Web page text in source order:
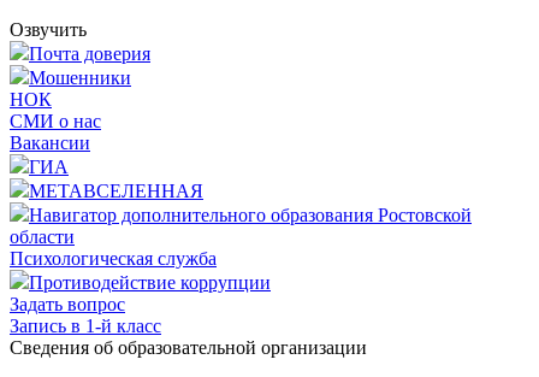
Озвучить
Почта доверия
Мошенники
НОК
СМИ о нас
Вакансии
ГИА
МЕТАВСЕЛЕННАЯ
Навигатор дополнительного образования Ростовской
области
Психологическая служба
Противодействие коррупции
Задать вопрос
Запись в 1-й класс
Cведения об образовательной организации